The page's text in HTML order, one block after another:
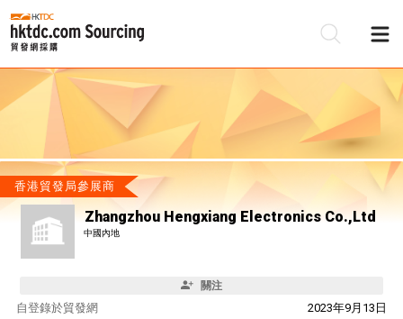
香港貿發局參展商
Zhangzhou Hengxiang Electronics Co.,Ltd
中國內地
關注
自 2023年9月13日
登錄於貿發網